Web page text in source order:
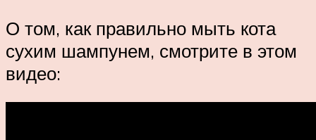
О том, как правильно мыть кота
сухим шампунем, смотрите в этом
видео: